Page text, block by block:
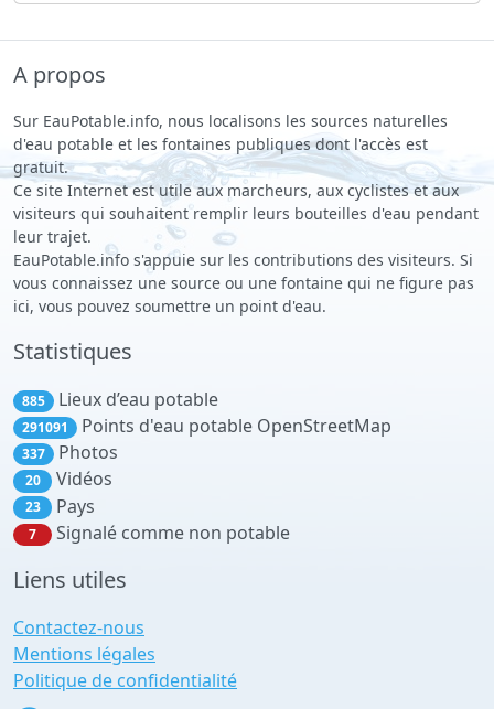
A propos
Sur EauPotable.info, nous localisons les sources naturelles
d'eau potable et les fontaines publiques dont l'accès est
gratuit.
Ce site Internet est utile aux marcheurs, aux cyclistes et aux
visiteurs qui souhaitent remplir leurs bouteilles d'eau pendant
leur trajet.
EauPotable.info s'appuie sur les contributions des visiteurs. Si
vous connaissez une source ou une fontaine qui ne figure pas
ici, vous pouvez soumettre un point d'eau.
Statistiques
885 Lieux d’eau potable
291091 Points d'eau potable OpenStreetMap
337 Photos
20 Vidéos
23 Pays
7 Signalé comme non potable
Liens utiles
Contactez-nous
Mentions légales
Politique de confidentialité